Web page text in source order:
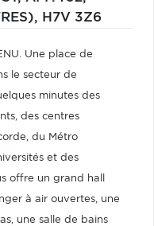
H7V 3Z6
Une place de
le secteur de
minutes des
des centres
du Métro
et des
offre un grand hall
à air ouvertes, une
une salle de bains